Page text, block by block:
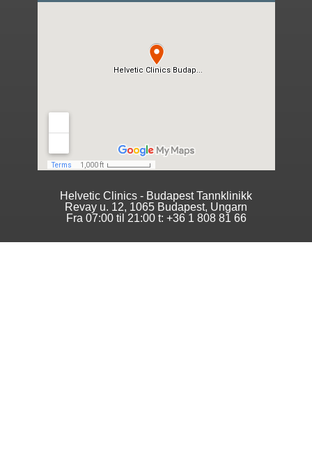
Helvetic Clinics - Budapest Tannklinikk
Revay u. 12, 1065 Budapest, Ungarn
Fra 07:00 til 21:00 t: +36 1 808 81 66